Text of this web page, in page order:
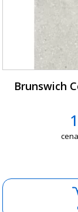
Brunswich